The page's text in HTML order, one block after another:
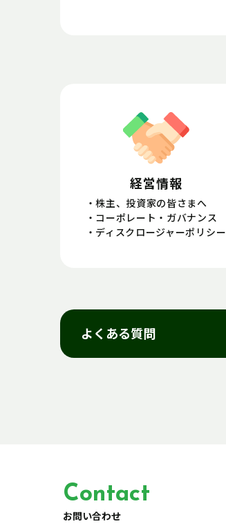
経営情報
株主、投資家の皆さまへ
コーポレート・ガバナンス
ディスクロージャーポリシー
よくある質問
Contact
お問い合わせ